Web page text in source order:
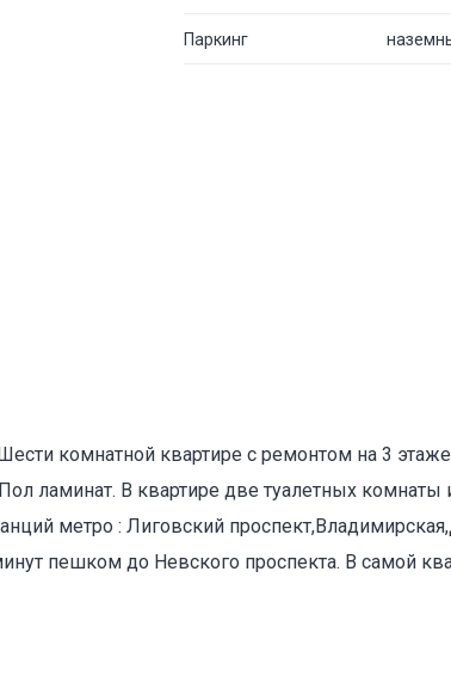
Паркинг
комнатной квартире с ремонтом на 3
ламинат. В квартире две туалетных комнаты
метро : Лиговский
пешком до Невского проспекта. В самой